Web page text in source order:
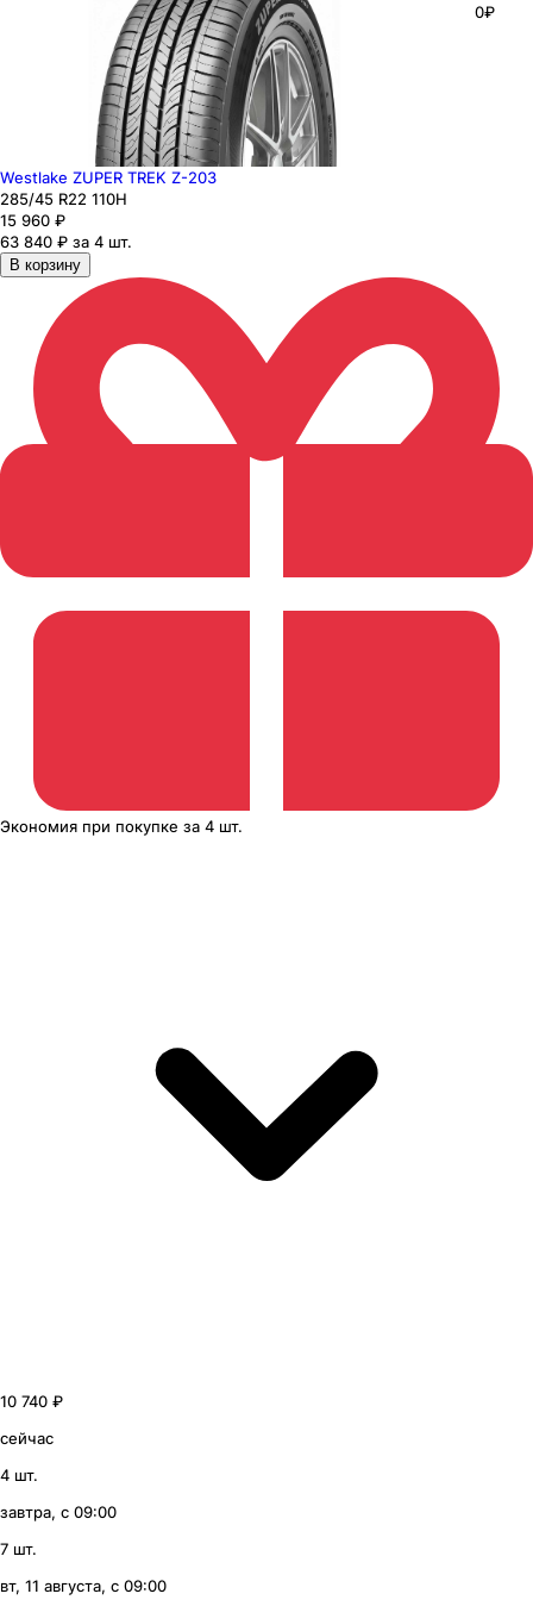
0₽
Westlake ZUPER TREK Z-203
285/45 R22 110H
15 960 ₽
63 840 ₽ за 4 шт.
В корзину
Экономия при покупке за 4 шт.
10 740 ₽
сейчас
4 шт.
завтра, с 09:00
7 шт.
вт, 11 августа, с 09:00